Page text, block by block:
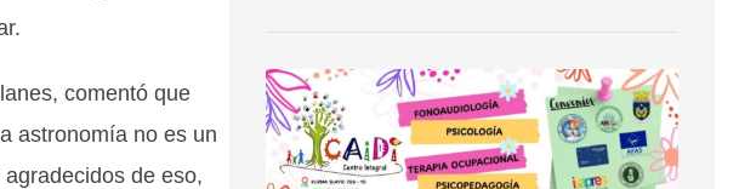
comentó que
astronomía no es un
de eso,